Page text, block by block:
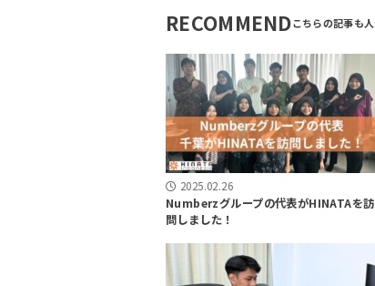
RECOMMEND
2025.02.26
Numberzグループの代表がHINATAを訪
問しました！